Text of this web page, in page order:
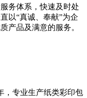
务体系，快速及时处
以“真诚、奉献”为企
产品及满意的服务。
，专业生产纸类彩印包